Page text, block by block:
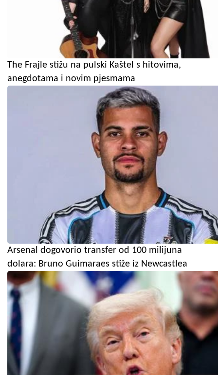
The Frajle stižu na pulski Kaštel s hitovima,
anegdotama i novim pjesmama
Arsenal dogovorio transfer od 100 milijuna
dolara: Bruno Guimaraes stiže iz Newcastlea